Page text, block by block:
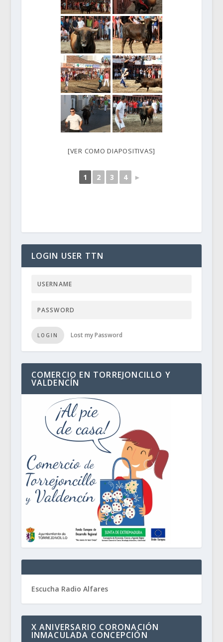
[VER COMO DIAPOSITIVAS]
1 2 3 4 ►
LOGIN USER TTN
LOGIN Lost my Password
COMERCIO EN TORREJONCILLO Y
VALDENCÍN
Escucha Radio Alfares
X ANIVERSARIO CORONACIÓN
INMACULADA CONCEPCIÓN